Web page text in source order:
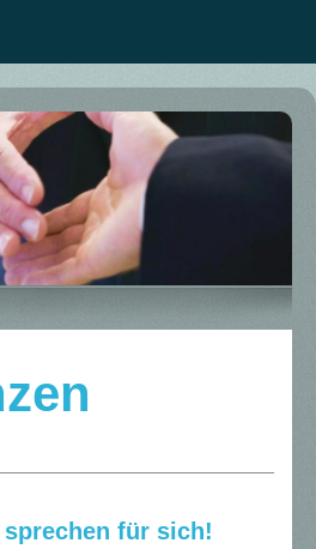
für sich!